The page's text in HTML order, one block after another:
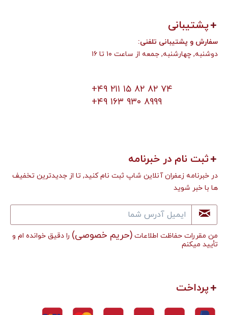
پشتیبانی
:سفارش و پشتیبانی تلفنی
دوشنبه, چهارشنبه, جمعه از ساعت ۱۰ تا ۱۶
+۴۹ ۲۱۱ ۱۵ ۸۲ ۸۲ ۷۴
+۴۹ ۱۶۳ ۹۳۰ ۸۹۹۹
ثبت نام در خبرنامه
در خبرنامه زعفران آنلاین شاپ ثبت نام کنید, تا از جدیدترین تخفیف
ها با خبر شوید
من مقررات حفاظت اطلاعات (حریم خصوصی) را دقیق خوانده ام و
تأييد میکنم
پرداخت